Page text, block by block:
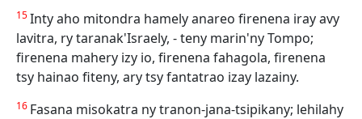
15Inty aho mitondra hamely anareo firenena iray avy
lavitra, ry taranak'Israely, - teny marin'ny Tompo;
firenena mahery izy io, firenena fahagola, firenena
tsy hainao fiteny, ary tsy fantatrao izay lazainy.
16 Fasana misokatra ny tranon-jana-tsipikany; lehilahy